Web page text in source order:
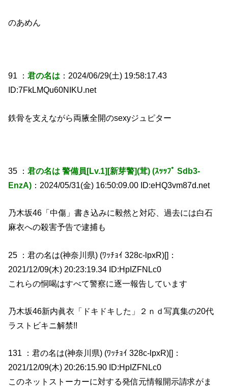
のあめん
91 ：君の名は ：2024/06/29(土) 19:58:17.43
ID:7FkLMQu60NIKU.net
鉄骨を支えながら両腋全開のsexyジュピター
35 ：君の名は 警備員[Lv.1][新芽警](茸) (ｽｯｯﾌﾟ Sdb3-
EnzA) ：2024/05/31(金) 16:50:09.00 ID:eHQ3vm87d.net
乃木坂46「中傷」書き込みに毅然と対応、過去には白石
麻衣への殺害予告で逮捕も
25 ：君の名は(神奈川県) (ﾜｯﾁｮｲ 328c-lpxR)[]：
2021/12/09(木) 20:23:19.34 ID:HpIZFNLc0
これらの恫喝はすべて警察に逐一報告しています
乃木坂46新内眞衣「ドキドキした」２ｎｄ写真集の20代
ラストビキニ解禁!!
131 ：君の名は(神奈川県) (ﾜｯﾁｮｲ 328c-lpxR)[]：
2021/12/09(木) 20:26:15.90 ID:HpIZFNLc0
このネットストーカーに対する発信元情報開示請求がま